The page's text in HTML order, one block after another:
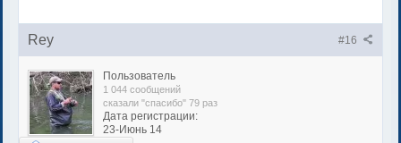
#16
Rey
Пользователь
1 044 сообщений
сказали "спасибо" 79 раз
Дата регистрации:
23-Июнь 14